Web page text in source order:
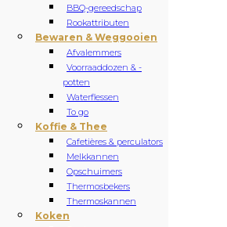
BBQ-gereedschap
Rookattributen
Bewaren & Weggooien
Afvalemmers
Voorraaddozen & -
potten
Waterflessen
To go
Koffie & Thee
Cafetières & perculators
Melkkannen
Opschuimers
Thermosbekers
Thermoskannen
Koken